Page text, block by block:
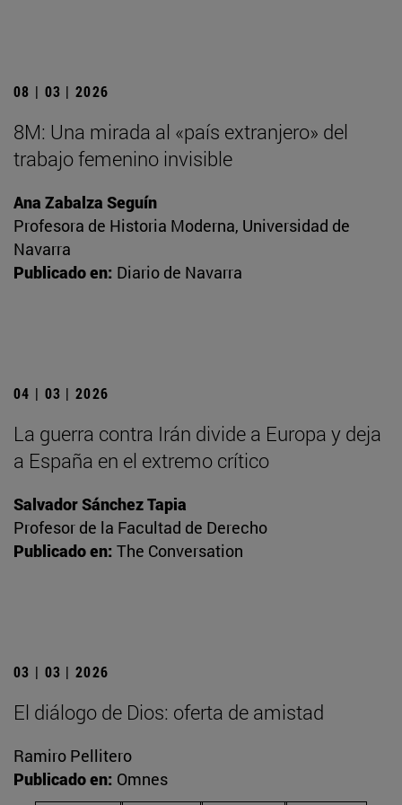
08 | 03 | 2026
8M: Una mirada al «país extranjero» del
trabajo femenino invisible
Ana Zabalza Seguín
Profesora de Historia Moderna, Universidad de
Navarra
Publicado en: Diario de Navarra
04 | 03 | 2026
La guerra contra Irán divide a Europa y deja
a España en el extremo crítico
Salvador Sánchez Tapia
Profesor de la Facultad de Derecho
Publicado en: The Conversation
03 | 03 | 2026
El diálogo de Dios: oferta de amistad
Ramiro Pellitero
Publicado en: Omnes